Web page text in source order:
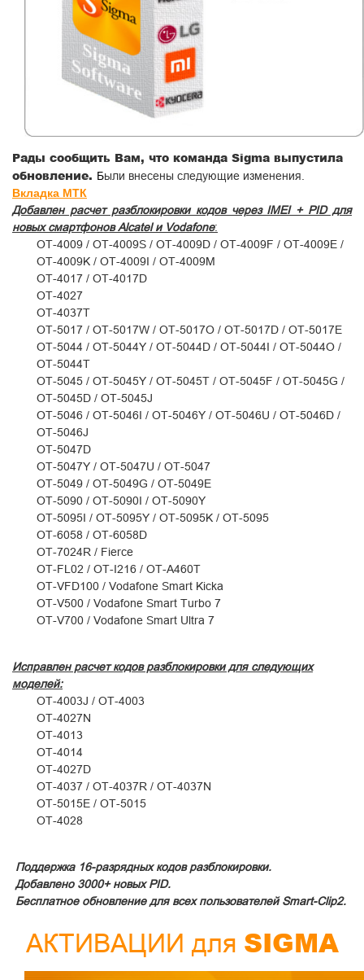
Рады сообщить Вам, что команда Sigma выпустила
обновление. Были внесены следующие изменения.
Вкладка МТК
Добавлен расчет разблокировки кодов через IMEI + PID для
новых смартфонов Alcatel и Vodafone:
OT-4009 / OT-4009S / OT-4009D / OT-4009F / OT-4009E /
OT-4009K / OT-4009I / OT-4009M
OT-4017 / OT-4017D
OT-4027
OT-4037T
OT-5017 / OT-5017W / OT-5017O / OT-5017D / OT-5017E
OT-5044 / OT-5044Y / OT-5044D / OT-5044I / OT-5044O /
OT-5044T
OT-5045 / OT-5045Y / OT-5045T / OT-5045F / OT-5045G /
OT-5045D / OT-5045J
OT-5046 / OT-5046I / OT-5046Y / OT-5046U / OT-5046D /
OT-5046J
OT-5047D
OT-5047Y / OT-5047U / OT-5047
OT-5049 / OT-5049G / OT-5049E
OT-5090 / OT-5090I / OT-5090Y
OT-5095I / OT-5095Y / OT-5095K / OT-5095
OT-6058 / OT-6058D
OT-7024R / Fierce
OT-FL02 / OT-I216 / OT-A460T
OT-VFD100 / Vodafone Smart Kicka
OT-V500 / Vodafone Smart Turbo 7
OT-V700 / Vodafone Smart Ultra 7
Исправлен расчет кодов разблокировки для следующих
моделей:
OT-4003J / OT-4003
OT-4027N
OT-4013
OT-4014
OT-4027D
OT-4037 / OT-4037R / OT-4037N
OT-5015E / OT-5015
OT-4028
Поддержка 16-разрядных кодов разблокировки.
Добавлено 3000+ новых PID.
Бесплатное обновление для всех пользователей Smart-Clip2.
АКТИВАЦИИ для SIGMA